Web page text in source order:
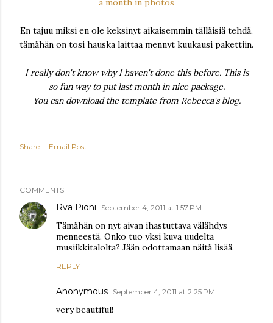
a month in photos
En tajuu miksi en ole keksinyt aikaisemmin tälläisiä tehdä,
tämähän on tosi hauska laittaa mennyt kuukausi pakettiin.
I really don't know why I haven't done this before. This is
so fun way to put last month in nice package.
You can download the template from Rebecca's blog.
Share Email Post
COMMENTS
Rva Pioni September 4, 2011 at 1:57 PM
Tämähän on nyt aivan ihastuttava välähdys
menneestä. Onko tuo yksi kuva uudelta
musiikkitalolta? Jään odottamaan näitä lisää.
REPLY
Anonymous September 4, 2011 at 2:25 PM
very beautiful!